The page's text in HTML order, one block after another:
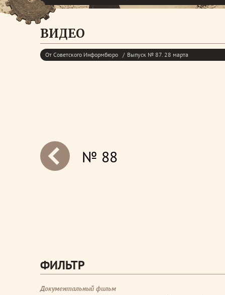
ВИДЕО
От Советского Информбюро Выпуск № 87. 28 марта
№ 88
ФИЛЬТР
Документальный фильм